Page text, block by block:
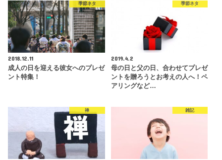
季節ネタ
2018.12.11
成人の日を迎える彼女へのプレゼ
ント特集！
季節ネタ
2019.4.2
母の日と父の日、合わせてプレゼ
ントを贈ろうとお考えの人へ！ペ
アリングなど…
禅 雑記